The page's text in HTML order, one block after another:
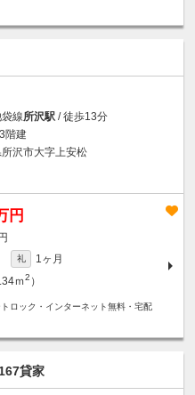
線所沢駅 / 徒歩13分
階建
沢市大字上安松
円
礼
1ヶ月
ｍ2 ）
ロック・インターネット無料・宅配
貸家